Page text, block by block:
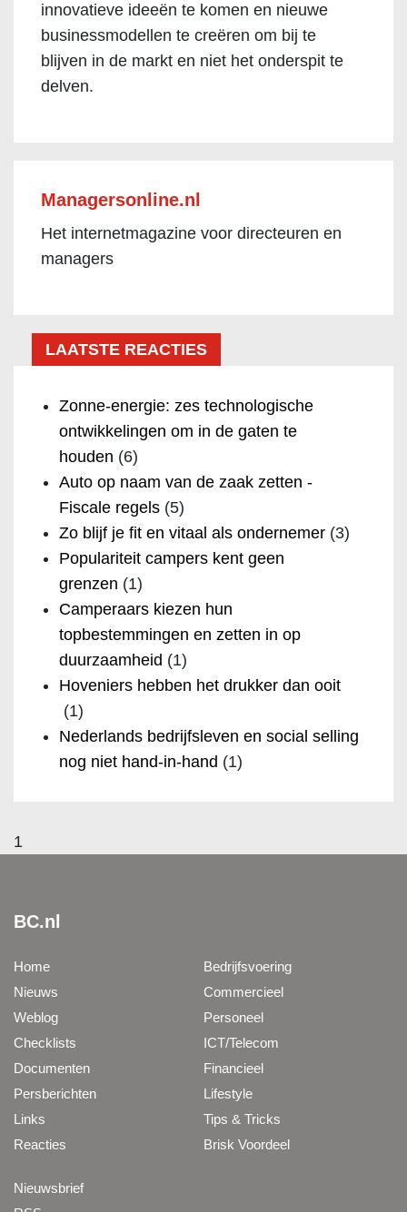
innovatieve ideeën te komen en nieuwe
businessmodellen te creëren om bij te
blijven in de markt en niet het onderspit te
delven.
Managersonline.nl
Het internetmagazine voor directeuren en
managers
LAATSTE REACTIES
Zonne-energie: zes technologische
ontwikkelingen om in de gaten te
houden (6)
Auto op naam van de zaak zetten -
Fiscale regels (5)
Zo blijf je fit en vitaal als ondernemer (3)
Populariteit campers kent geen
grenzen (1)
Camperaars kiezen hun
topbestemmingen en zetten in op
duurzaamheid (1)
Hoveniers hebben het drukker dan ooit
(1)
Nederlands bedrijfsleven en social selling
nog niet hand-in-hand (1)
1
BC.nl
Home
Nieuws
Weblog
Checklists
Documenten
Persberichten
Links
Reacties
Bedrijfsvoering
Commercieel
Personeel
ICT/Telecom
Financieel
Lifestyle
Tips & Tricks
Brisk Voordeel
Nieuwsbrief